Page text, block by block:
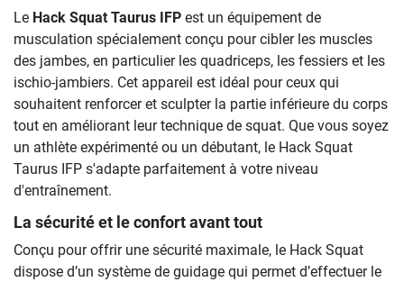
Le Hack Squat Taurus IFP est un équipement de
musculation spécialement conçu pour cibler les muscles
des jambes, en particulier les quadriceps, les fessiers et les
ischio-jambiers. Cet appareil est idéal pour ceux qui
souhaitent renforcer et sculpter la partie inférieure du corps
tout en améliorant leur technique de squat. Que vous soyez
un athlète expérimenté ou un débutant, le Hack Squat
Taurus IFP s'adapte parfaitement à votre niveau
d'entraînement.
La sécurité et le confort avant tout
Conçu pour offrir une sécurité maximale, le Hack Squat
dispose d’un système de guidage qui permet d’effectuer le